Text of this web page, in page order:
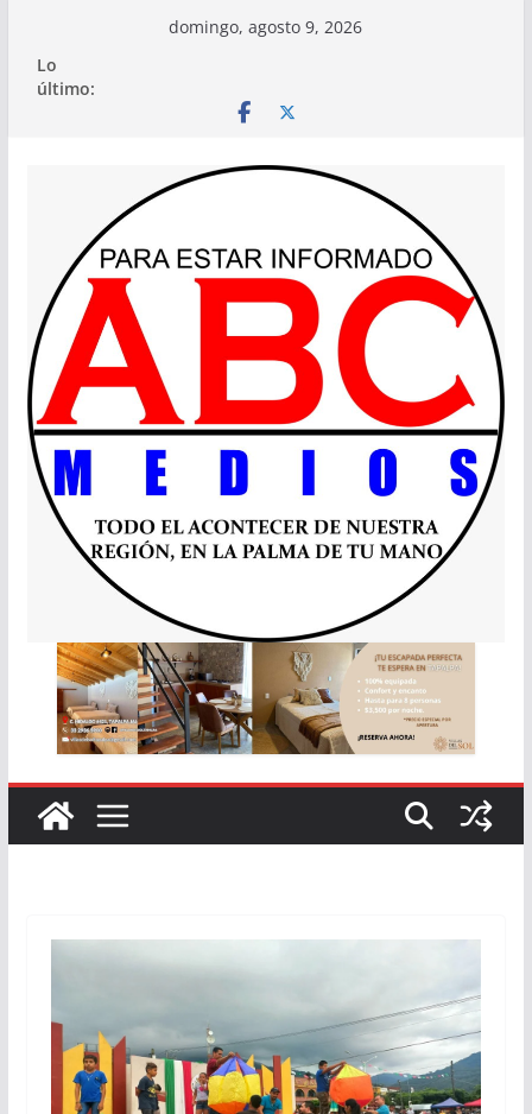
contenido
domingo, agosto 9, 2026
Lo
último: